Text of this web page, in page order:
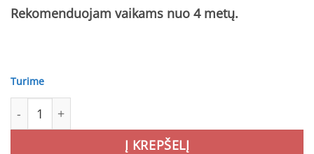
Rekomenduojam vaikams nuo 4 metų.
Turime
produkto kiekis: Pastabumo dėlionė – Savana - Apli Kids
Į KREPŠELĮ